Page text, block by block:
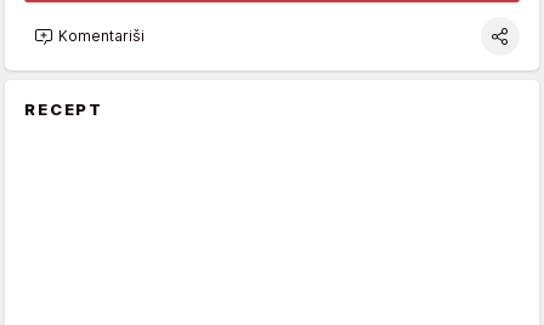
Komentariši
RECEPT